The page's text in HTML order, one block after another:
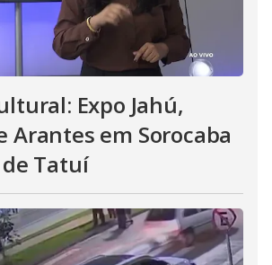
Expo Jahú,
Arantes em Sorocaba
de Tatuí